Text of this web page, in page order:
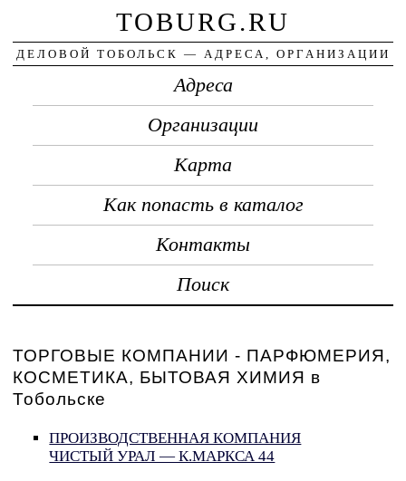
TOBURG.RU
ДЕЛОВОЙ ТОБОЛЬСК — АДРЕСА, ОРГАНИЗАЦИИ
Адреса
Организации
Карта
Как попасть в каталог
Контакты
Поиск
ТОРГОВЫЕ КОМПАНИИ - ПАРФЮМЕРИЯ,
КОСМЕТИКА, БЫТОВАЯ ХИМИЯ в
Тобольске
ПРОИЗВОДСТВЕННАЯ КОМПАНИЯ
ЧИСТЫЙ УРАЛ — К.МАРКСА 44